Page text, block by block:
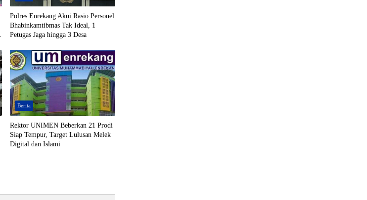
Polres Enrekang Akui Rasio Personel
Bhabinkamtibmas Tak Ideal, 1
Petugas Jaga hingga 3 Desa
Berita
Rektor UNIMEN Beberkan 21 Prodi
Siap Tempur, Target Lulusan Melek
Digital dan Islami